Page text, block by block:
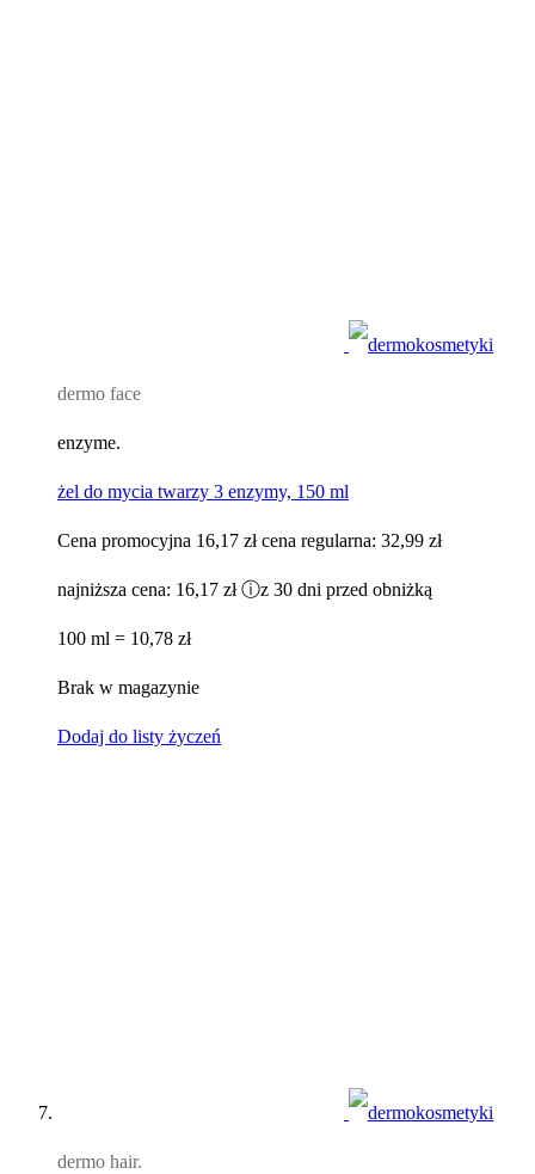
dermo face
enzyme.
żel do mycia twarzy 3 enzymy, 150 ml
Cena promocyjna 16,17 zł cena regularna: 32,99 zł
najniższa cena: 16,17 zł ⓘz 30 dni przed obniżką
100 ml = 10,78 zł
Brak w magazynie
Dodaj do listy życzeń
dermo hair.